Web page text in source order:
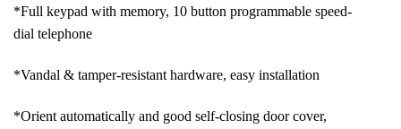
*Full keypad with memory, 10 button programmable speed-
dial telephone
*Vandal & tamper-resistant hardware, easy installation
*Orient automatically and good self-closing door cover,